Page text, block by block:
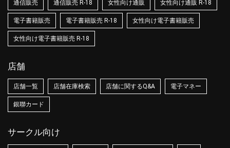
通信販売 通信販売 R-18 女性向け通販 女性向け通販 R-18
電子書籍販売 電子書籍販売 R-18 女性向け電子書籍販売
女性向け電子書籍販売 R-18
店舗
店舗一覧 店舗在庫検索 店舗に関するQ&A 電子マネー
銀聯カード
サークル向け